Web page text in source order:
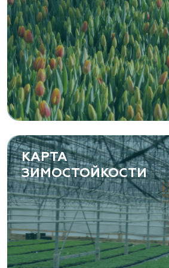
Канимаева, д. 9
«ЁЛЫ-ПАЛЫ», питомник
растений
Самарская область, с.
Фермерская 14 А
(8482) 650 010
www.yoly-paly.ru
«ВЕНЕВ» питомник
Тульская область, Венёвский
Борщевое, улица Лесная, д. 13
8 963 224 87 99
https://www.venev1.ru/
КАРТА
ЗИМОСТОЙКОСТИ